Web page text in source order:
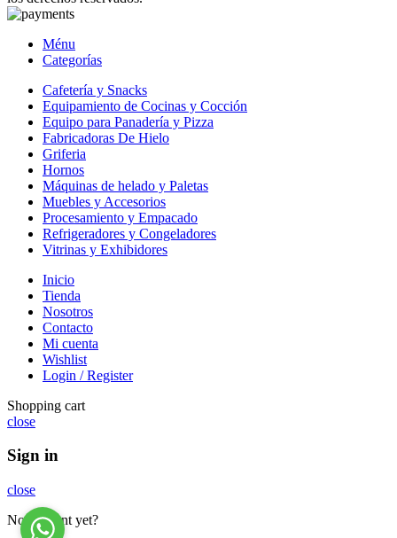
Ménu
Categorías
Cafetería y Snacks
Equipamiento de Cocinas y Cocción
Equipo para Panadería y Pizza
Fabricadoras De Hielo
Griferia
Hornos
Máquinas de helado y Paletas
Muebles y Accesorios
Procesamiento y Empacado
Refrigeradores y Congeladores
Vitrinas y Exhibidores
Inicio
Tienda
Nosotros
Contacto
Mi cuenta
Wishlist
Login / Register
Shopping cart
close
Sign in
close
No account yet?